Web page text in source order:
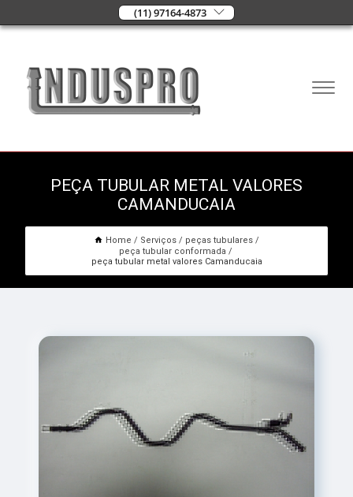
(11) 97164-4873
PEÇA TUBULAR METAL VALORES
CAMANDUCAIA
Home Serviços
peças tubulares
peça tubular conformada
peça tubular metal valores Camanducaia